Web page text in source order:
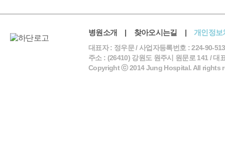
병원소개 | 찾아오시는길 | 개인정보
대표자 : 정우문 / 사업자등록번호 : 224-90-
주소 : (26410) 강원도 원주시 원문로 141 / 대
Copyright ⓒ 2014 Jung Hospital. All rights